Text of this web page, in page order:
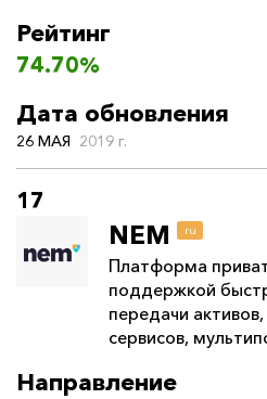
Рейтинг
74.70%
Дата обновления
26 МАЯ 2019 г.
17
NEM ru
Платформа
поддержкой
передачи
сервисов,
Направление